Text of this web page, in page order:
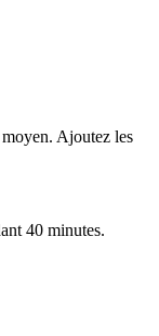
Ajoutez les
40 minutes.